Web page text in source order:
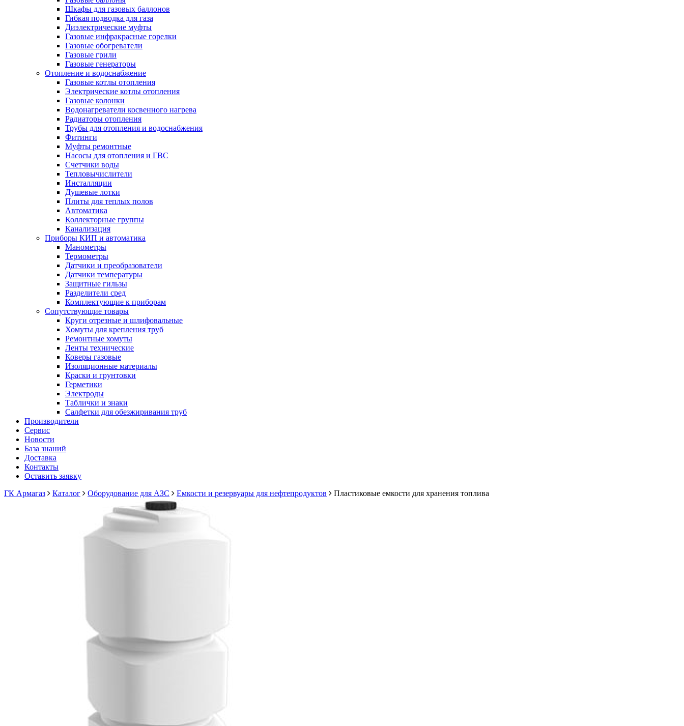
Шкафы для газовых баллонов
Гибкая подводка для газа
Диэлектрические муфты
Газовые инфракрасные горелки
Газовые обогреватели
Газовые грили
Газовые генераторы
Отопление и водоснабжение
Газовые котлы отопления
Электрические котлы отопления
Газовые колонки
Водонагреватели косвенного нагрева
Радиаторы отопления
Трубы для отопления и водоснабжения
Фитинги
Муфты ремонтные
Насосы для отопления и ГВС
Счетчики воды
Тепловычислители
Инсталляции
Душевые лотки
Плиты для теплых полов
Автоматика
Коллекторные группы
Канализация
Приборы КИП и автоматика
Манометры
Термометры
Датчики и преобразователи
Датчики температуры
Защитные гильзы
Разделители сред
Комплектующие к приборам
Сопутствующие товары
Круги отрезные и шлифовальные
Хомуты для крепления труб
Ремонтные хомуты
Ленты технические
Коверы газовые
Изоляционные материалы
Краски и грунтовки
Герметики
Электроды
Таблички и знаки
Салфетки для обезжиривания труб
Производители
Сервис
Новости
База знаний
Доставка
Контакты
Оставить заявку
ГК Армагаз
Каталог Оборудование для АЗС Емкости и резервуары для нефтепродуктов Пластиковые емкости для хранения топлива